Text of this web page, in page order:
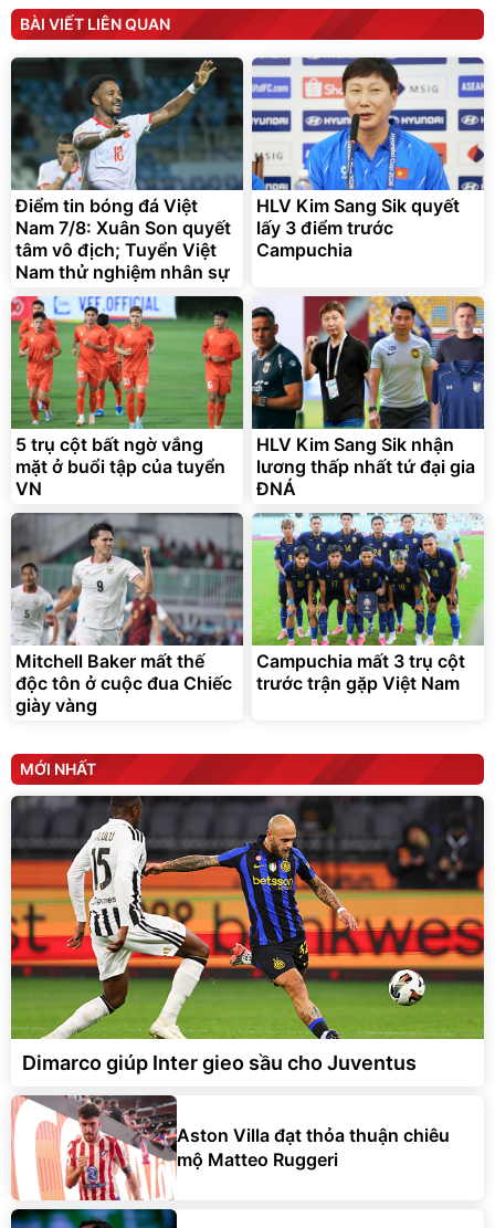
tức thì Vaseline Body
190.000đ
138.330đ
Discount
D2-001 - Thông Minh
3.000.000
2.200.000đ
Flash Sale
Unmute
Vali Bamozo Khung Nhôm
9066 Size 20/24/28 Cao
Cấp
1.000.000đ
825.000đ
Flash Sale
Lót ghế ôtô, nâng lưng
chống nóng giúp thoải mái
trong di chuyển
295.000
Đã bán nhiều
BÀI VIẾT LIÊN QUAN
Điểm tin bóng đá Việt
Nam 7/8: Xuân Son quyết
tâm vô địch; Tuyển Việt
Nam thử nghiệm nhân sự
HLV Kim Sang Sik quyết
lấy 3 điểm trước
Campuchia
5 trụ cột bất ngờ vắng
mặt ở buổi tập của tuyển
VN
HLV Kim Sang Sik nhận
lương thấp nhất tứ đại gia
ĐNÁ
Mitchell Baker mất thế
độc tôn ở cuộc đua Chiếc
giày vàng
Campuchia mất 3 trụ cột
trước trận gặp Việt Nam
MỚI NHẤT
Dimarco giúp Inter gieo sầu cho Juventus
Aston Villa đạt thỏa thuận chiêu
mộ Matteo Ruggeri